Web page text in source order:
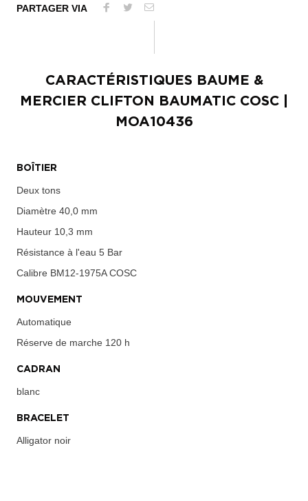
PARTAGER VIA
CARACTÉRISTIQUES BAUME &
MERCIER CLIFTON BAUMATIC COSC
MOA10436
BOÎTIER
Deux tons
Diamètre 40,0 mm
Hauteur 10,3 mm
Résistance à l'eau 5 Bar
Calibre BM12-1975A COSC
MOUVEMENT
Automatique
Réserve de marche 120 h
CADRAN
blanc
BRACELET
Alligator noir